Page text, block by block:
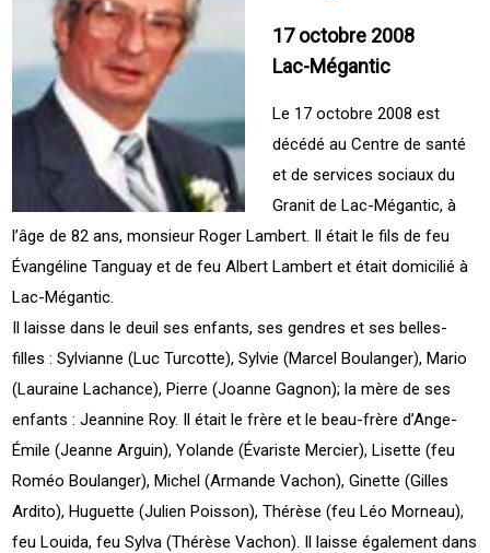
17 octobre 2008
Lac-Mégantic
Le 17 octobre 2008 est
décédé au Centre de santé
et de services sociaux du
Granit de Lac-Mégantic, à
l’âge de 82 ans, monsieur Roger Lambert. Il était le fils de feu
Évangéline Tanguay et de feu Albert Lambert et était domicilié à
Lac-Mégantic.
Il laisse dans le deuil ses enfants, ses gendres et ses belles-
filles : Sylvianne (Luc Turcotte), Sylvie (Marcel Boulanger), Mario
(Lauraine Lachance), Pierre (Joanne Gagnon); la mère de ses
enfants : Jeannine Roy. Il était le frère et le beau-frère d’Ange-
Émile (Jeanne Arguin), Yolande (Évariste Mercier), Lisette (feu
Roméo Boulanger), Michel (Armande Vachon), Ginette (Gilles
Ardito), Huguette (Julien Poisson), Thérèse (feu Léo Morneau),
feu Louida, feu Sylva (Thérèse Vachon). Il laisse également dans